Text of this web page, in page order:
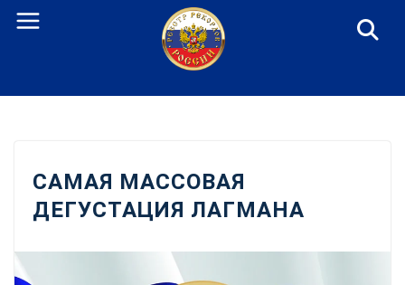
Перейти
САМАЯ МАССОВАЯ
ДЕГУСТАЦИЯ ЛАГМАНА